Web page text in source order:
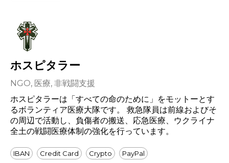
ホスピタラー
NGO, 医療, 非戦闘支援
ホスピタラーは「すべての命のために」をモットーとす
るボランティア医療大隊です。 救急隊員は前線およびそ
の周辺で活動し、負傷者の搬送、応急医療、ウクライナ
全土の戦闘医療体制の強化を行っています。
IBAN Credit Card Crypto PayPal